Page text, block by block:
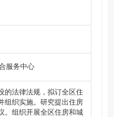
服务中心
的法律法规，拟订全区住
组织实施。研究提出住房
。组织开展全区住房和城